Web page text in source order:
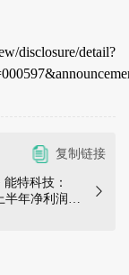
detail?
复制链接
能特科技：
半年净利润
